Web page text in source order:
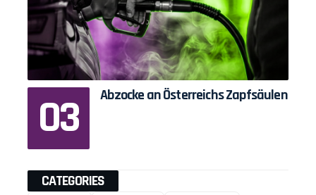
Abzocke an Österreichs Zapfsäulen
CATEGORIES